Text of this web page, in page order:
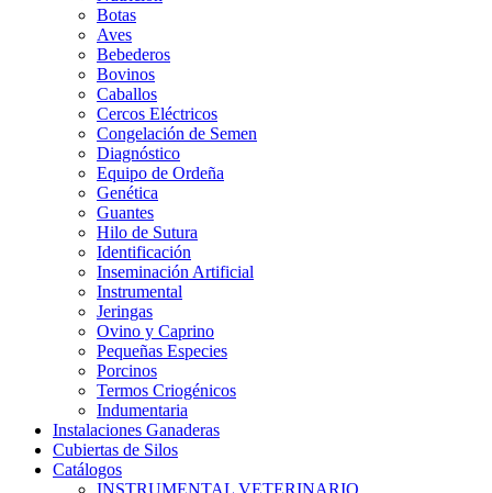
Botas
Aves
Bebederos
Bovinos
Caballos
Cercos Eléctricos
Congelación de Semen
Diagnóstico
Equipo de Ordeña
Genética
Guantes
Hilo de Sutura
Identificación
Inseminación Artificial
Instrumental
Jeringas
Ovino y Caprino
Pequeñas Especies
Porcinos
Termos Criogénicos
Indumentaria
Instalaciones Ganaderas
Cubiertas de Silos
Catálogos
INSTRUMENTAL VETERINARIO